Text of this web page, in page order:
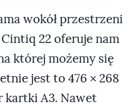
wokół przestrzeni
22 oferuje nam
której możemy się
jest to 476 × 268
kartki A3. Nawet